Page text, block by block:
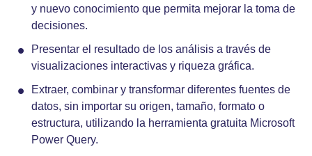
y nuevo conocimiento que permita mejorar la toma de
decisiones.
Presentar el resultado de los análisis a través de
visualizaciones interactivas y riqueza gráfica.
Extraer, combinar y transformar diferentes fuentes de
datos, sin importar su origen, tamaño, formato o
estructura, utilizando la herramienta gratuita Microsoft
Power Query.